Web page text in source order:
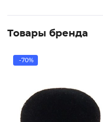
Товары бренда
-70%